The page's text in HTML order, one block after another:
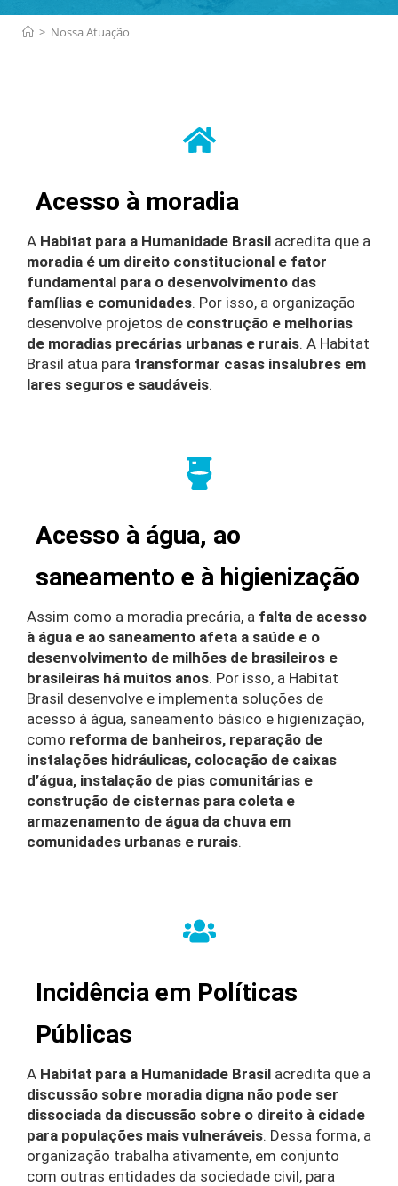
> Nossa Atuação
Acesso à moradia
A Habitat para a Humanidade Brasil acredita que a
moradia é um direito constitucional e fator
fundamental para o desenvolvimento das
famílias e comunidades. Por isso, a organização
desenvolve projetos de construção e melhorias
de moradias precárias urbanas e rurais. A Habitat
Brasil atua para transformar casas insalubres em
lares seguros e saudáveis.
Acesso à água, ao
saneamento e à higienização
Assim como a moradia precária, a falta de acesso
à água e ao saneamento afeta a saúde e o
desenvolvimento de milhões de brasileiros e
brasileiras há muitos anos. Por isso, a Habitat
Brasil desenvolve e implementa soluções de
acesso à água, saneamento básico e higienização,
como reforma de banheiros, reparação de
instalações hidráulicas, colocação de caixas
d’água, instalação de pias comunitárias e
construção de cisternas para coleta e
armazenamento de água da chuva em
comunidades urbanas e rurais.
Incidência em Políticas
Públicas
A Habitat para a Humanidade Brasil acredita que a
discussão sobre moradia digna não pode ser
dissociada da discussão sobre o direito à cidade
para populações mais vulneráveis. Dessa forma, a
organização trabalha ativamente, em conjunto
com outras entidades da sociedade civil, para